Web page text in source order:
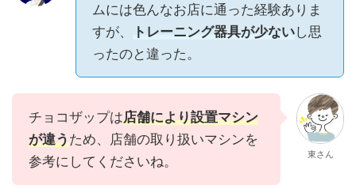
ムには色んなお店に通った経験ありま
すが、
トレーニング器具が少ないし思
ったのと違った。
チョコザップは店舗により設置マシン
が違うため、店舗の取り扱いマシンを
参考にしてくださいね。
東さん